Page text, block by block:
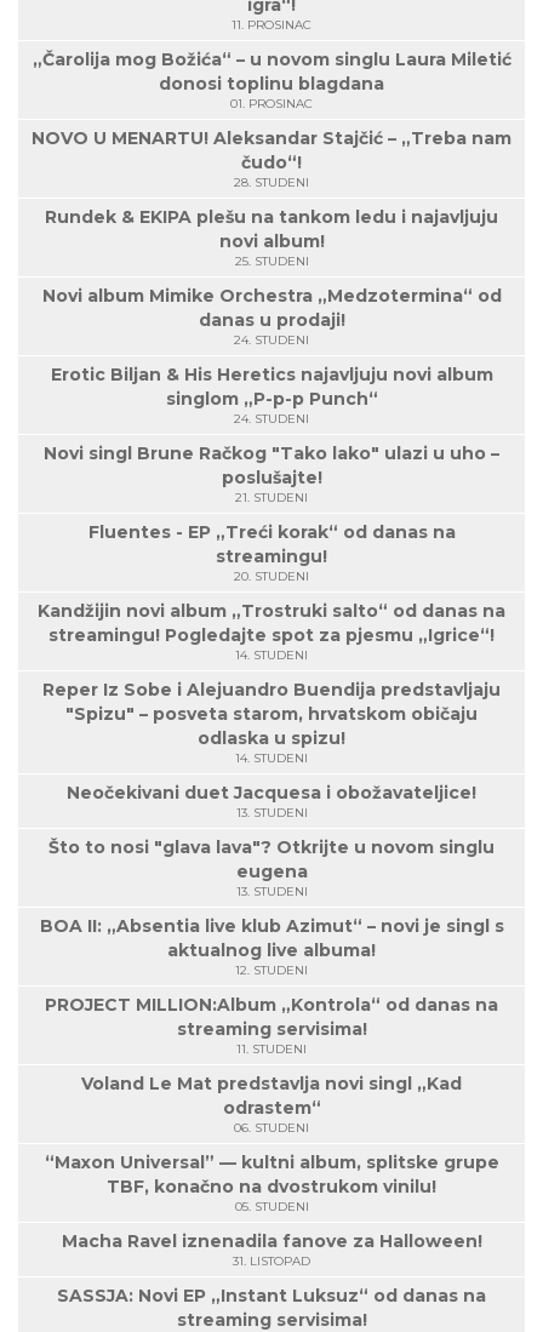
igra“!
11. PROSINAC
„Čarolija mog Božića“ – u novom singlu Laura Miletić
donosi toplinu blagdana
01. PROSINAC
NOVO U MENARTU! Aleksandar Stajčić – „Treba nam
čudo“!
28. STUDENI
Rundek & EKIPA plešu na tankom ledu i najavljuju
novi album!
25. STUDENI
Novi album Mimike Orchestra „Medzotermina“ od
danas u prodaji!
24. STUDENI
Erotic Biljan & His Heretics najavljuju novi album
singlom „P-p-p Punch“
24. STUDENI
Novi singl Brune Račkog "Tako lako" ulazi u uho –
poslušajte!
21. STUDENI
Fluentes - EP „Treći korak“ od danas na
streamingu!
20. STUDENI
Kandžijin novi album „Trostruki salto“ od danas na
streamingu! Pogledajte spot za pjesmu „Igrice“!
14. STUDENI
Reper Iz Sobe i Alejuandro Buendija predstavljaju
"Spizu" – posveta starom, hrvatskom običaju
odlaska u spizu!
14. STUDENI
Neočekivani duet Jacquesa i obožavateljice!
13. STUDENI
Što to nosi "glava lava"? Otkrijte u novom singlu
eugena
13. STUDENI
BOA II: „Absentia live klub Azimut“ – novi je singl s
aktualnog live albuma!
12. STUDENI
PROJECT MILLION:Album „Kontrola“ od danas na
streaming servisima!
11. STUDENI
Voland Le Mat predstavlja novi singl „Kad
odrastem“
06. STUDENI
“Maxon Universal” — kultni album, splitske grupe
TBF, konačno na dvostrukom vinilu!
05. STUDENI
Macha Ravel iznenadila fanove za Halloween!
31. LISTOPAD
SASSJA: Novi EP „Instant Luksuz“ od danas na
streaming servisima!